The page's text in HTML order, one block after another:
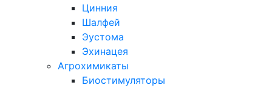
Цинния
Шалфей
Эустома
Эхинацея
Агрохимикаты
Биостимуляторы